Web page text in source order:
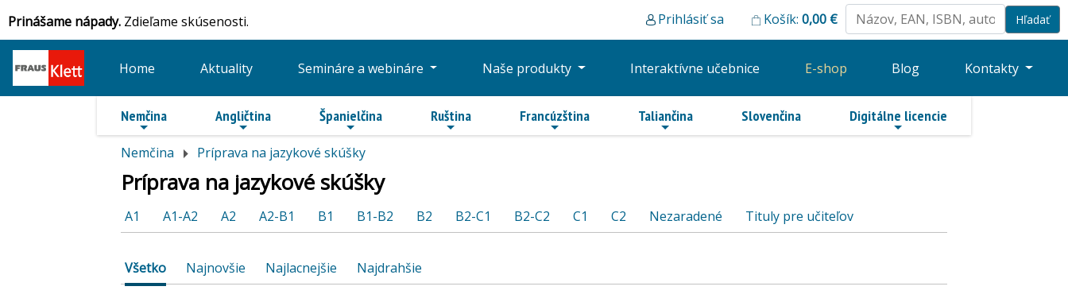
Prinášame nápady. Zdieľame skúsenosti. Prihlásiť sa Košík: 0,00 €
Home Aktuality Semináre a webináre Naše produkty Interaktívne učebnice E-shop Blog Kontakty
Nemčina Angličtina Španielčina Ruština Francúzština Taliančina Slovenčina Digitálne licencie
Nemčina Príprava na jazykové skúšky
Príprava na jazykové skúšky
A1 A1-A2 A2 A2-B1 B1 B1-B2 B2 B2-C1 B2-C2 C1 C2 Nezaradené Tituly pre učiteľov
Všetko Najnovšie Najlacnejšie Najdrahšie